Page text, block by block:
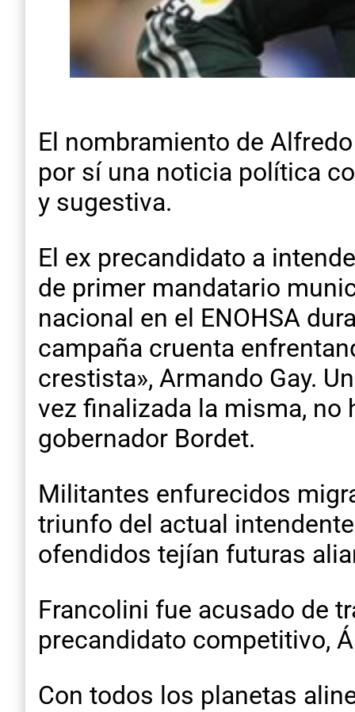
El nombramiento de
por sí una noticia política
y sugestiva.
El ex precandidato a
de primer mandatario
nacional en el ENOHSA
campaña cruenta
crestista», Armando Gay.
vez finalizada la misma, no
gobernador Bordet.
Militantes enfurecidos
triunfo del actual
ofendidos tejían futuras
Francolini fue acusado de
precandidato competitivo,
Con todos los planetas